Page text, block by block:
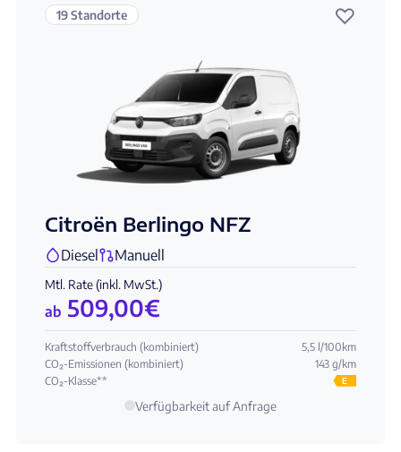
19 Standorte ♡
Citroën Berlingo NFZ
Diesel Manuell
Mtl. Rate (inkl. MwSt.)
ab 509,00€
Kraftstoffverbrauch (kombiniert)
5,5 l/100km
CO₂-Emissionen (kombiniert)
143 g/km
CO₂-Klasse**
E
Verfügbarkeit auf Anfrage